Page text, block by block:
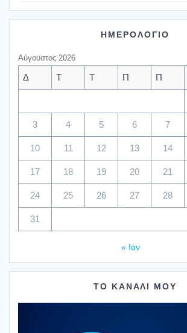
ΗΜΕΡΟΛΟΓΙΟ
Αύγουστος 2026
Δ Τ Τ Π Π
3 4 5 6 7
10 11 12 13 14
17 18 19 20 21
24 25 26 27 28
31
« Ιαν
ΤΟ ΚΑΝΑΛΙ ΜΟΥ